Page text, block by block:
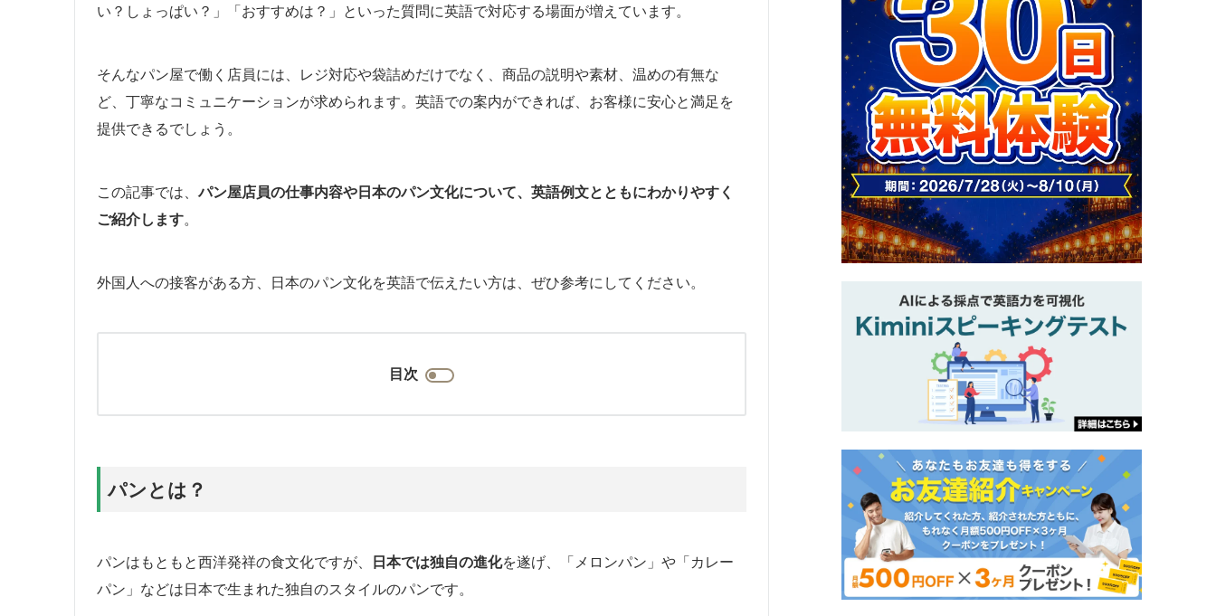
い？しょっぱい？」「おすすめは？」といった質問に英語で対応する場面が増えています。
そんなパン屋で働く店員には、レジ対応や袋詰めだけでなく、商品の説明や素材、温めの有無な
ど、丁寧なコミュニケーションが求められます。英語での案内ができれば、お客様に安心と満足を
提供できるでしょう。
この記事では、パン屋店員の仕事内容や日本のパン文化について、英語例文とともにわかりやすく
ご紹介します。
外国人への接客がある方、日本のパン文化を英語で伝えたい方は、ぜひ参考にしてください。
目次
パンとは？
パンはもともと西洋発祥の食文化ですが、 日本では独自の進化を遂げ、「メロンパン」や「カレー
パン」などは日本で生まれた独自のスタイルのパンです。